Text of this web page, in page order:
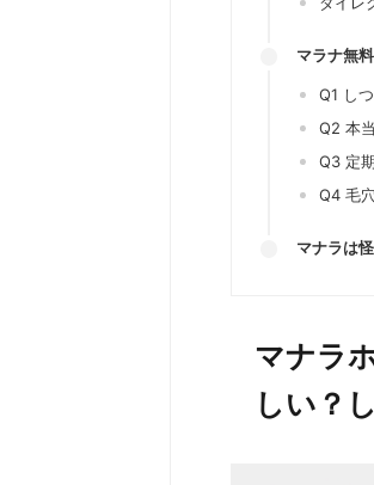
マラナ無
Q1 し
Q2 本
Q3 定
Q4 毛
マナラは
マナラ
しい？